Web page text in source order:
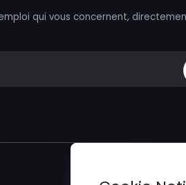
qui vous concernent,
Trouver un